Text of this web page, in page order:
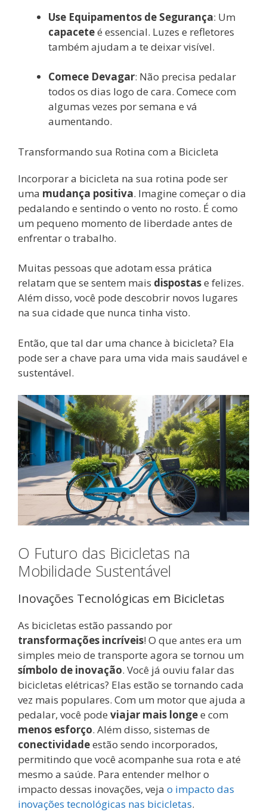
Use Equipamentos de Segurança: Um
capaceteé essencial. Luzes e refletores
também ajudam a te deixar visível.
Comece Devagar: Não precisa pedalar
todos os dias logo de cara. Comece com
algumas vezes por semana e vá
aumentando.
Transformando sua Rotina com a Bicicleta
Incorporar a bicicleta na sua rotina pode ser
uma mudança positiva. Imagine começar o dia
pedalando e sentindo o vento no rosto. É como
um pequeno momento de liberdade antes de
enfrentar o trabalho.
Muitas pessoas que adotam essa prática
relatam que se sentem mais dispostase felizes.
Além disso, você pode descobrir novos lugares
na sua cidade que nunca tinha visto.
Então, que tal dar uma chance à bicicleta? Ela
pode ser a chave para uma vida mais saudável e
sustentável.
O Futuro das Bicicletas na
Mobilidade Sustentável
Inovações Tecnológicas em Bicicletas
As bicicletas estão passando por
transformações incríveis! O que antes era um
simples meio de transporte agora se tornou um
símbolo de inovação. Você já ouviu falar das
bicicletas elétricas? Elas estão se tornando cada
vez mais populares. Com um motor que ajuda a
pedalar, você pode viajar mais longee com
menos esforço. Além disso, sistemas de
conectividadeestão sendo incorporados,
permitindo que você acompanhe sua rota e até
mesmo a saúde. Para entender melhor o
impacto dessas inovações, veja o impacto das
inovações tecnológicas nas bicicletas.